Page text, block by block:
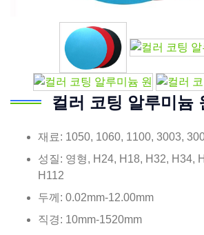
컬러 코팅 알루미늄
재료: 1050, 1060, 1100, 3003,
성질: 영형, H24, H18, H32, H34,
H112
두께: 0.02mm-12.00mm
직경: 10mm-1520mm